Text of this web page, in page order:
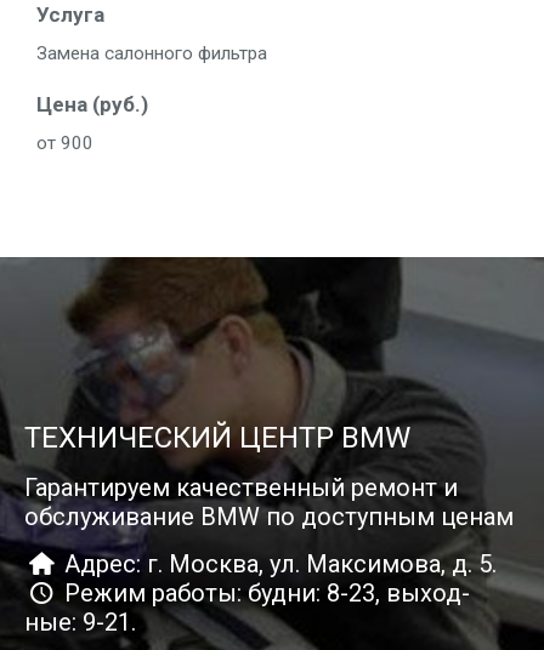
Услу­га
Заме­на салон­но­го фильтра
Цена (руб.)
от 900
ТЕХНИЧЕСКИЙ ЦЕНТР BMW
Гарантируем качественный ремонт и
обслуживание BMW по доступным ценам
Адрес: г. Москва, ул. Мак­си­мо­ва, д. 5.
Режим рабо­ты: буд­ни: 8-23, выход­
ные: 9-21.